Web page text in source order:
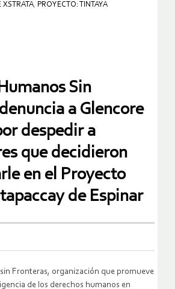
XSTRATA, PROYECTO: TINTAYA
Sin
a Glencore
despedir a
que decidieron
en el Proyecto
de Espinar
Fronteras, organización que promueve
de los derechos humanos en